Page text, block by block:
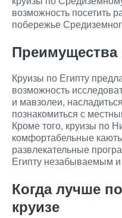
возможность посетить
побережье
Преимущества
Круизы по Египту
возможность
и мавзолеи,
познакомиться с
Кроме того, круизы по
комфортабельные
развлекательные
Египту незабываемым
Когда лучше
круизе